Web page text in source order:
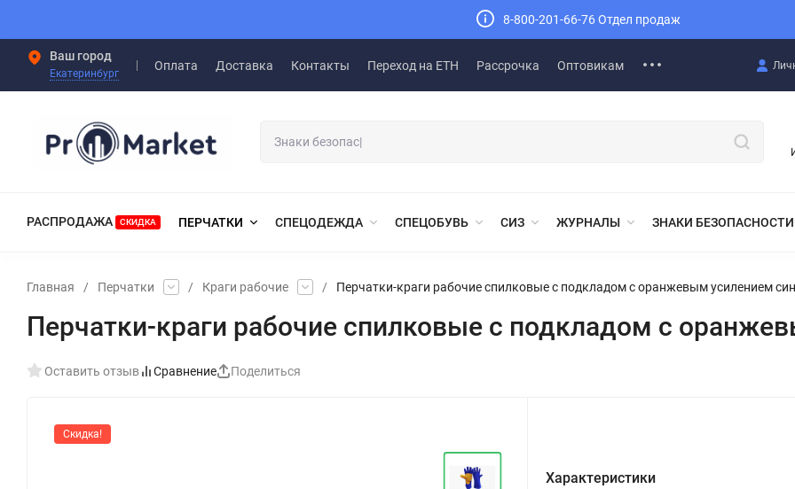
8-800-201-66-76 Отдел продаж
Ваш город
Екатеринбург
Оплата Доставка Контакты Переход на ЕТН Рассрочка Оптовикам
РАСПРОДАЖА СКИДКА ПЕРЧАТКИ СПЕЦОДЕЖДА СПЕЦОБУВЬ СИЗ ЖУРНАЛЫ ЗНАКИ БЕЗОПАСНОСТИ
Главная / Перчатки / Краги рабочие / Перчатки-краги рабочие спилковые с подкладом с оранжевым усилением
Перчатки-краги рабочие спилковые с подкладом с
Оставить отзыв Сравнение Поделиться
Скидка!
Характеристики